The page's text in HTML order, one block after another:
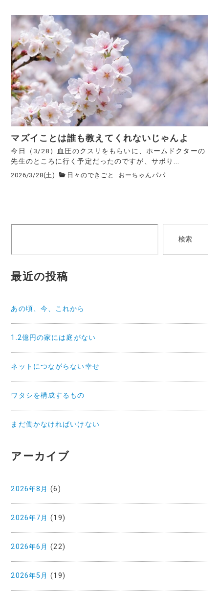
マズイことは誰も教えてくれないじゃんよ
今日（3/28）血圧のクスリをもらいに、ホームドクターの
先生のところに行く予定だったのですが、サボり...
2026/3/28(土) 日々のできごと おーちゃんパパ
検索
最近の投稿
あの頃、今、これから
1.2億円の家には庭がない
ネットにつながらない幸せ
ワタシを構成するもの
まだ働かなければいけない
アーカイブ
2026年8月 (6)
2026年7月 (19)
2026年6月 (22)
2026年5月 (19)